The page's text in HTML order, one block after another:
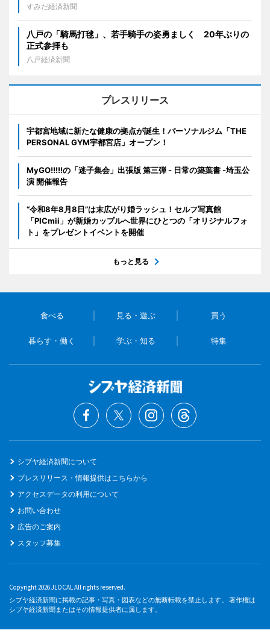
すみだ経済新聞
八戸の「騎馬打毬」、若手騎手の姿勇ましく 20年ぶりの
正式参拝も
八戸経済新聞
プレスリリース
宇都宮地域に新たな健康の拠点が誕生！パーソナルジム「THE
PERSONAL GYM宇都宮店」オープン！
MyGO!!!!!の「迷子集会」出張版 第三弾 - 日常の築葉書 -埼玉公
演 開催報告
“令和8年8月8日”は末広がり婚ラッシュ！セルフ写真館
「PICmii」が新婚カップルへ世界にひとつの「オリジナルフォ
ト」をプレゼントイベントを開催
もっと見る
食べる 見る・遊ぶ 買う
暮らす・働く 学ぶ・知る 特集
シブヤ経済新聞について
プレスリリース・情報提供はこちらから
アクセスデータの利用について
お問い合わせ
広告のご案内
スタッフ募集
Copyright 2026 JLOCAL All rights reserved.
シブヤ経済新聞に掲載の記事・写真・図表などの無断転載を禁止します。 著作権は
シブヤ経済新聞またはその情報提供者に属します。